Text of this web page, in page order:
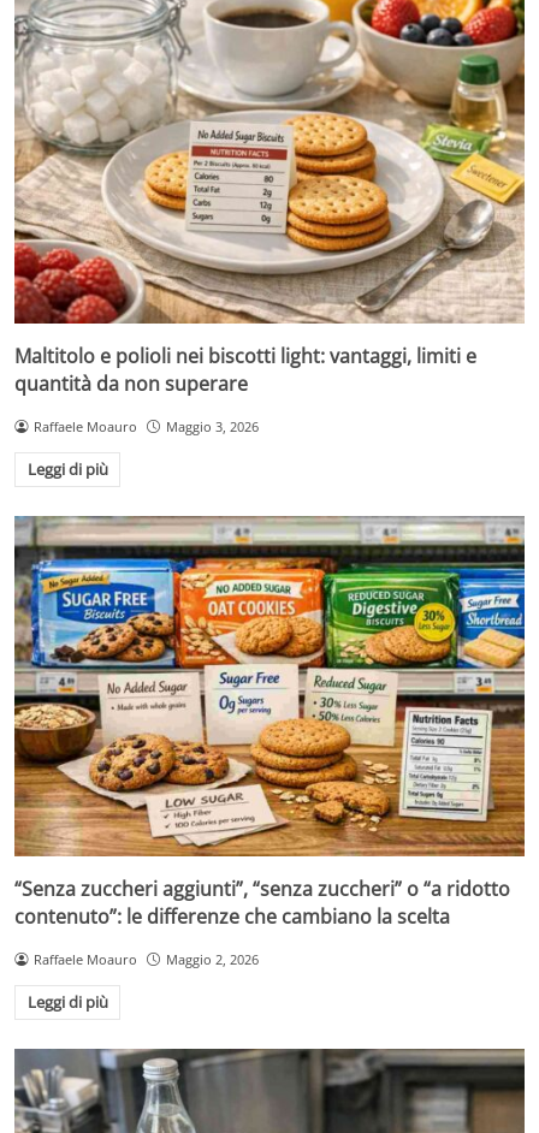
Maltitolo e polioli nei biscotti light: vantaggi, limiti e
quantità da non superare
Raffaele Moauro Maggio 3, 2026
Leggi di più
“Senza zuccheri aggiunti”, “senza zuccheri” o “a ridotto
contenuto”: le differenze che cambiano la scelta
Raffaele Moauro Maggio 2, 2026
Leggi di più